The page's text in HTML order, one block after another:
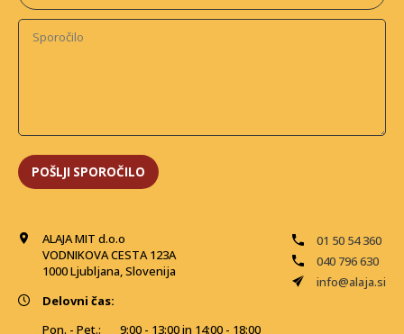
ALAJA MIT d.o.o
VODNIKOVA CESTA 123A
1000 Ljubljana, Slovenija
01 50 54 360
040 796 630
info@alaja.si
Delovni čas:
Pon. - Pet.:
9:00 - 13:00 in 14:00 - 18:00